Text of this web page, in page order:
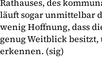
Rathauses, des
läuft sogar unmittelbar
wenig Hoffnung, dass
genug Weitblick besitzt,
erkennen. (sig)